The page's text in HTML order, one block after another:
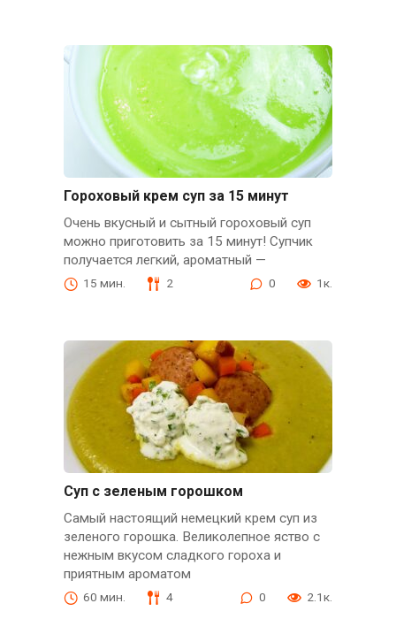
Гороховый крем суп за 15 минут
Очень вкусный и сытный гороховый суп
можно приготовить за 15 минут! Супчик
получается легкий, ароматный —
15 мин. 2 0 1к.
Суп с зеленым горошком
Самый настоящий немецкий крем суп из
зеленого горошка. Великолепное яство с
нежным вкусом сладкого гороха и
приятным ароматом
60 мин. 4 0 2.1к.